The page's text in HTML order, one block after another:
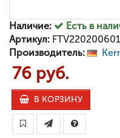
Наличие:
Есть в
Артикул:
Производитель:
76 руб.
В КОРЗИНУ